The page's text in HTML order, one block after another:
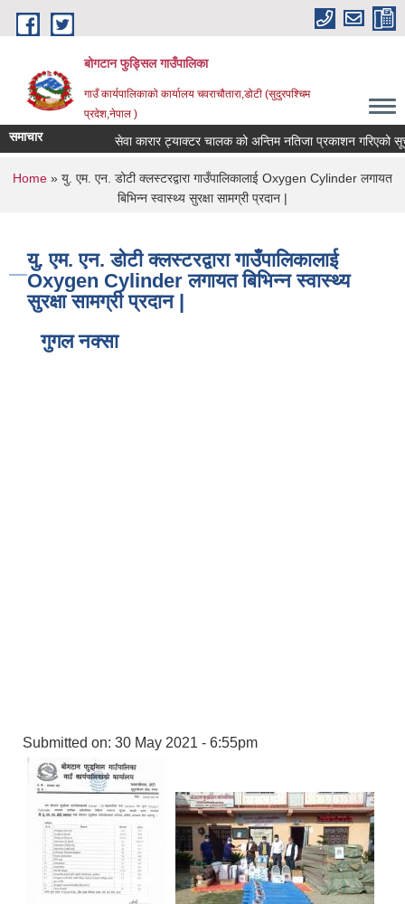
Skip to main content
बोगटान फुड्सिल गाउँपालिका
गाउँ कार्यपालिकाको कार्यालय चवराचौतारा,डोटी (सुदुरपश्चिम
प्रदेश,नेपाल )
समाचार सेवा कारार ट्याक्टर चालक को अन्तिम नतिजा प्रकाशन गरिएको
You are here
Home » यु. एम. एन. डोटी क्लस्टरद्वारा गाउँपालिकालाई Oxygen Cylinder लगायत
बिभिन्न स्वास्थ्य सुरक्षा सामग्री प्रदान |
यु. एम. एन. डोटी क्लस्टरद्वारा गाउँपालिकालाई
Oxygen Cylinder लगायत बिभिन्न स्वास्थ्य
सुरक्षा सामग्री प्रदान |
गुगल नक्सा
Submitted on: 30 May 2021 - 6:55pm